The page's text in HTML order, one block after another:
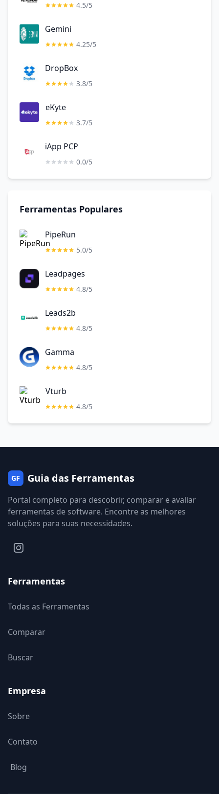
4.5/5
Gemini
4.25/5
DropBox
3.8/5
eKyte
3.7/5
iApp PCP
0.0/5
Ferramentas Populares
PipeRun
5.0/5
Leadpages
4.8/5
Leads2b
4.8/5
Gamma
4.8/5
Vturb
4.8/5
GF Guia das Ferramentas
Portal completo para descobrir, comparar e avaliar
ferramentas de software. Encontre as melhores
soluções para suas necessidades.
Ferramentas
Todas as Ferramentas
Comparar
Buscar
Empresa
Sobre
Contato
Blog